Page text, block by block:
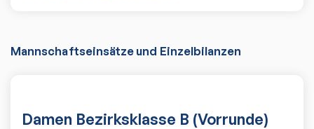
Mannschaftseinsätze und Einzelbilanzen
Damen Bezirksklasse B (Vorrunde)